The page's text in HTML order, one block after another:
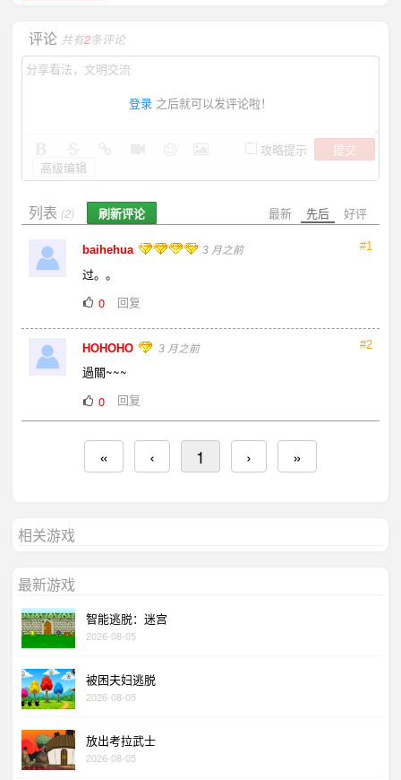
评论 共有2条评论
登录 之后就可以发评论啦！
攻略提示
提交
高级编辑
最新 先后 好评
列表 (2) 刷新评论
#1
baihehua 3 月之前
过。。
0
回复
#2
HOHOHO 3 月之前
過關~~~
0
回复
« ‹ 1 › »
相关游戏
最新游戏
智能逃脱：迷宫
2026-08-05
被困夫妇逃脱
2026-08-05
放出考拉武士
2026-08-05